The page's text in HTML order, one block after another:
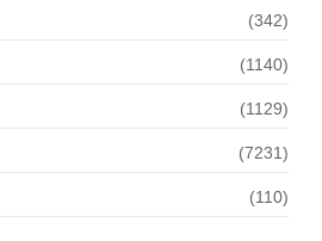
(342)
(1140)
(1129)
(7231)
(110)